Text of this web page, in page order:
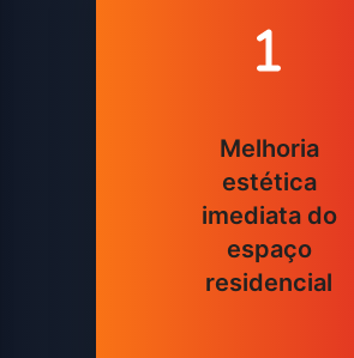
Melhoria
estética
imediata do
espaço
residencial